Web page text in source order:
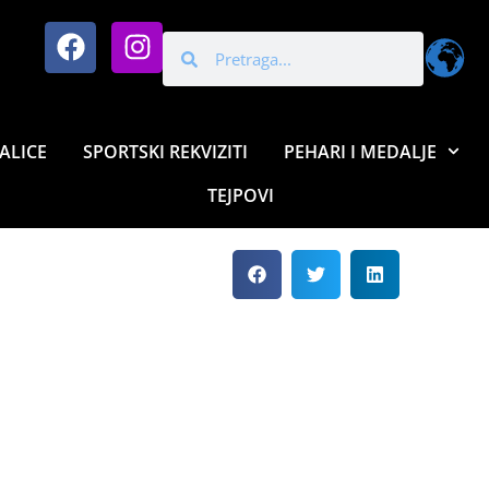
SPORTSKI REKVIZITI
PEHARI I MEDALJE
TEJPOVI